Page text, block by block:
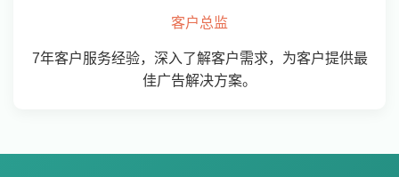
客户总监
7年客户服务经验，深入了解客户需求，为客户提供最
佳广告解决方案。